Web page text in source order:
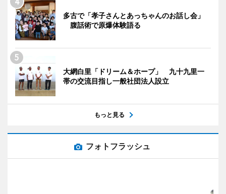
多古で「孝子さんとあっちゃんのお話し会」
腹話術で原爆体験語る
大網白里「ドリーム＆ホープ」 九十九里一
帯の交流目指し一般社団法人設立
もっと見る
フォトフラッシュ